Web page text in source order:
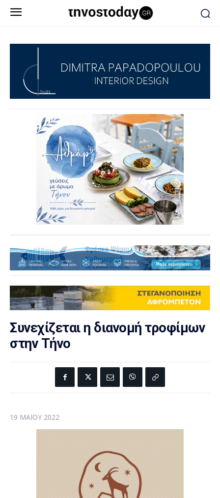
Συνεχίζεται η διανομή τροφίμων
στην Τήνο
19 ΜΑΪ́ΟΥ 2022